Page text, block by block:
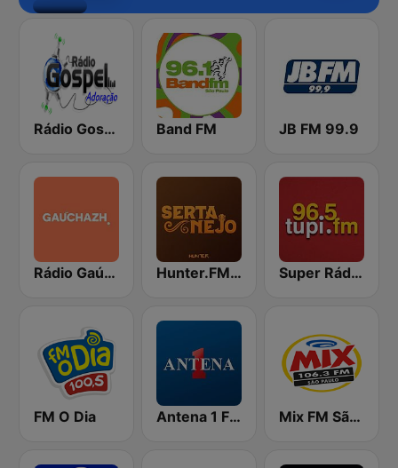
Rádio Gospel Adoração Band FM JB FM 99.9
Rádio Gaúcha ZH Hunter.FM - Sertanejo Super Rádio Tupi
FM O Dia Antena 1 FM Mix FM São Paulo